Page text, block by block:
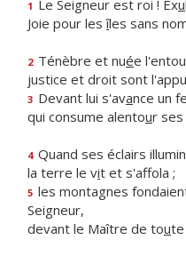
1 Le Seigneur est roi ! Exu
Joie pour lesîles sans
2 Ténèbre et nuée
justice et droit sont l'appu
3 Devant lui s'avance un
qui consume alentour ses
4 Quand ses éclairs illumin
la terre le vit et s'affola ;
5 les montagnes
Seigneur,
devant le Maître de toute